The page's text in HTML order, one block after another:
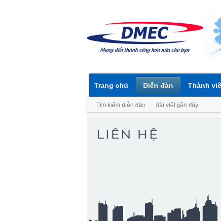
Trang chủ Diễn đàn
Tìm kiếm diễn đàn Bài viết gần đây
Thành